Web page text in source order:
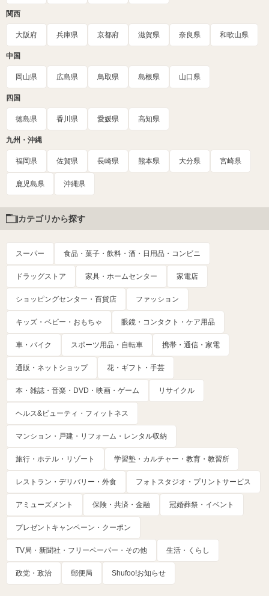
関西
大阪府 兵庫県 京都府 滋賀県 奈良県 和歌山県
中国
岡山県 広島県 鳥取県 島根県 山口県
四国
徳島県 香川県 愛媛県 高知県
九州・沖縄
福岡県 佐賀県 長崎県 熊本県 大分県 宮崎県
鹿児島県 沖縄県
カテゴリから探す
スーパー 食品・菓子・飲料・酒・日用品・コンビニ
ドラッグストア 家具・ホームセンター 家電店
ショッピングセンター・百貨店 ファッション
キッズ・ベビー・おもちゃ 眼鏡・コンタクト・ケア用品
車・バイク スポーツ用品・自転車 携帯・通信・家電
通販・ネットショップ 花・ギフト・手芸
本・雑誌・音楽・DVD・映画・ゲーム リサイクル
ヘルス&ビューティ・フィットネス
マンション・戸建・リフォーム・レンタル収納
旅行・ホテル・リゾート 学習塾・カルチャー・教育・教習所
レストラン・デリバリー・外食 フォトスタジオ・プリントサービス
アミューズメント 保険・共済・金融 冠婚葬祭・イベント
プレゼントキャンペーン・クーポン
TV局・新聞社・フリーペーパー・その他 生活・くらし
政党・政治 郵便局 Shufoo!お知らせ